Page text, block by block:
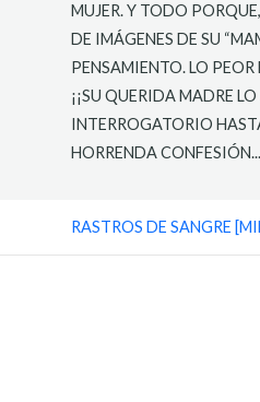
MUJER. Y TODO
DE IMÁGENES DE SU
PENSAMIENTO. LO PEOR
¡¡SU QUERIDA MADRE
INTERROGATORIO
HORRENDA
RASTROS DE SANGRE